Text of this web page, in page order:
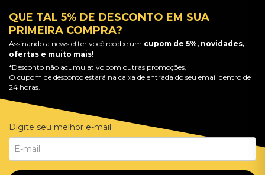
QUE TAL 5% DE DESCONTO EM SUA
PRIMEIRA COMPRA?
Assinando a newsletter você recebe um cupom de 5%, novidades,
ofertas e muito mais!
*Desconto não acumulativo com outras promoções.
O cupom de desconto estará na caixa de entrada do seu email dentro de
24 horas.
Digite seu melhor e-mail